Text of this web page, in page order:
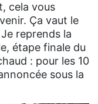
cela vous
Ça vaut le
reprends la
étape finale du
: pour les 10
sous la